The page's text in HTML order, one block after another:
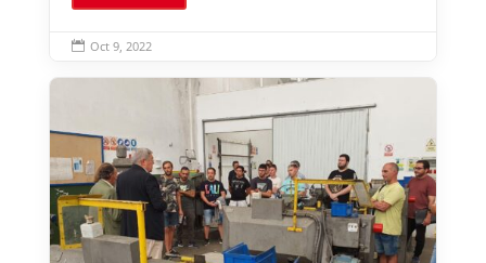
 Oct 9, 2022